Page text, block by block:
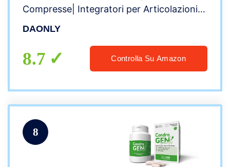
Compresse| Integratori per Articolazioni |
Alternativa ai farmaci Condroprotettori
DAONLY
8.7 Controlla Su Amazon
8